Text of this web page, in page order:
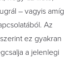
– vagyis amíg
Az
ez gyakran
a jelenlegi